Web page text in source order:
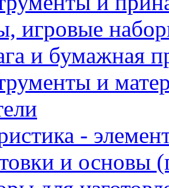
игровые
и бумажная
и
-
и основы